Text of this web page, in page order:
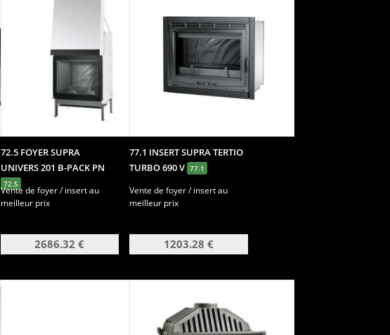
72.5 FOYER SUPRA
UNIVERS 201 B-PACK PN
72.5
Vente de foyer / insert au
meilleur prix
2686.32 €
77.1 INSERT SUPRA TERTIO
TURBO 690 V 77.1
Vente de foyer / insert au
meilleur prix
1203.28 €